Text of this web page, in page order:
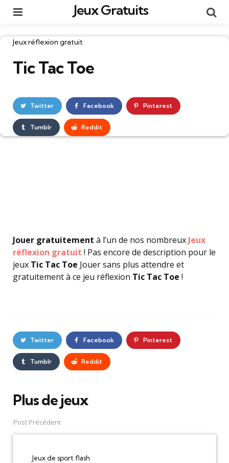
Jeux Gratuits
Catégories
Jeux réflexion gratuit
Tic Tac Toe
Twitter Facebook Pinterest
Tumblr Reddit
Jouer gratuitement à l’un de nos nombreux Jeux
réflexion gratuit ! Pas encore de description pour le
jeux Tic Tac Toe Jouer sans plus attendre et
gratuitement à ce jeu réflexion Tic Tac Toe !
Twitter Facebook Pinterest
Tumblr Reddit
Plus de jeux
Post
navigation
Post Précédent
Jeux de sport flash